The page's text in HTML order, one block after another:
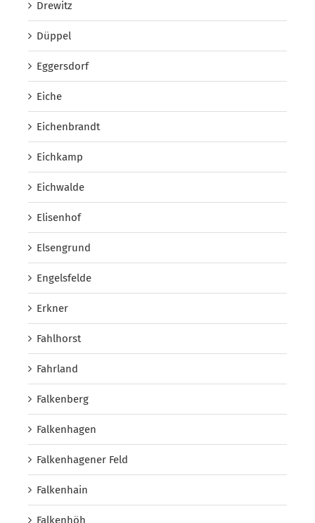
Drewitz
Düppel
Eggersdorf
Eiche
Eichenbrandt
Eichkamp
Eichwalde
Elisenhof
Elsengrund
Engelsfelde
Erkner
Fahlhorst
Fahrland
Falkenberg
Falkenhagen
Falkenhagener Feld
Falkenhain
Falkenhöh